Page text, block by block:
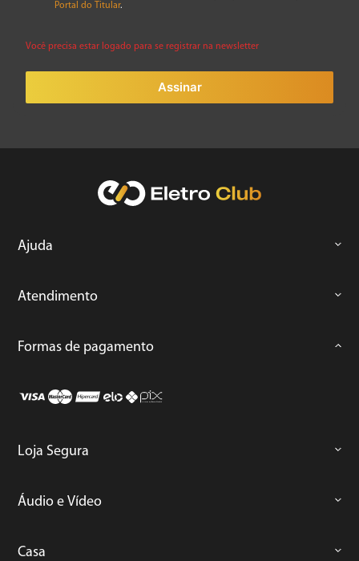
Portal do Titular.
Você precisa estar logado para se registrar na newsletter
Assinar
Ajuda
Atendimento
Formas de pagamento
Loja Segura
Áudio e Vídeo
Casa